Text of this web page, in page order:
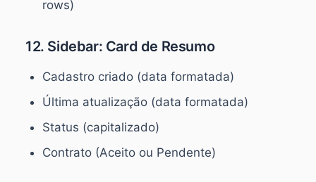
rows)
12. Sidebar: Card de Resumo
Cadastro criado (data formatada)
Última atualização (data formatada)
Status (capitalizado)
Contrato (Aceito ou Pendente)